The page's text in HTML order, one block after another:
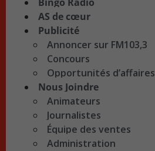
AS de cœur
Publicité
Annoncer sur FM103,3
Concours
Opportunités d’affaires
Nous Joindre
Animateurs
Journalistes
Équipe des ventes
Administration